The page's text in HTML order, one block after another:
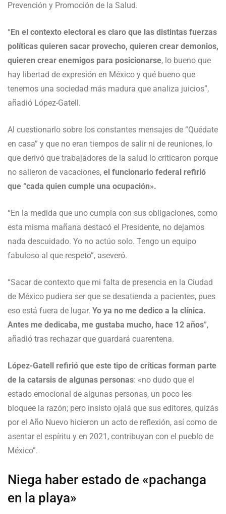
Prevención y Promoción de la Salud.
“En el contexto electoral es claro que las distintas fuerzas
políticas quieren sacar provecho, quieren crear demonios,
quieren crear enemigos para posicionarse, lo bueno que
hay libertad de expresión en México y qué bueno que
tenemos una sociedad más madura que analiza juicios”,
añadió López-Gatell.
Al cuestionarlo sobre los constantes mensajes de “Quédate
en casa” y que no eran tiempos de salir ni de reuniones, lo
que derivó que trabajadores de la salud lo criticaron porque
no salieron de vacaciones, el funcionario federal refirió
que “cada quien cumple una ocupación».
“En la medida que uno cumpla con sus obligaciones, como
esta misma mañana destacó el Presidente, no dejamos
nada descuidado. Yo no actúo solo. Tengo un equipo
fabuloso al que respeto”, aseveró.
“Sacar de contexto que mi falta de presencia en la Ciudad
de México pudiera ser que se desatienda a pacientes, pues
eso está fuera de lugar. Yo ya no me dedico a la clínica.
Antes me dedicaba, me gustaba mucho, hace 12 años”,
añadió tras rechazar que guardará cuarentena.
López-Gatell refirió que este tipo de críticas forman parte
de la catarsis de algunas personas: «no dudo que el
estado emocional de algunas personas, un poco les
bloquee la razón; pero insisto ojalá que sus editores, quizás
por el Año Nuevo hicieron un acto de reflexión, así como de
asentar el espíritu y en 2021, contribuyan con el pueblo de
México”.
Niega haber estado de «pachanga
en la playa»